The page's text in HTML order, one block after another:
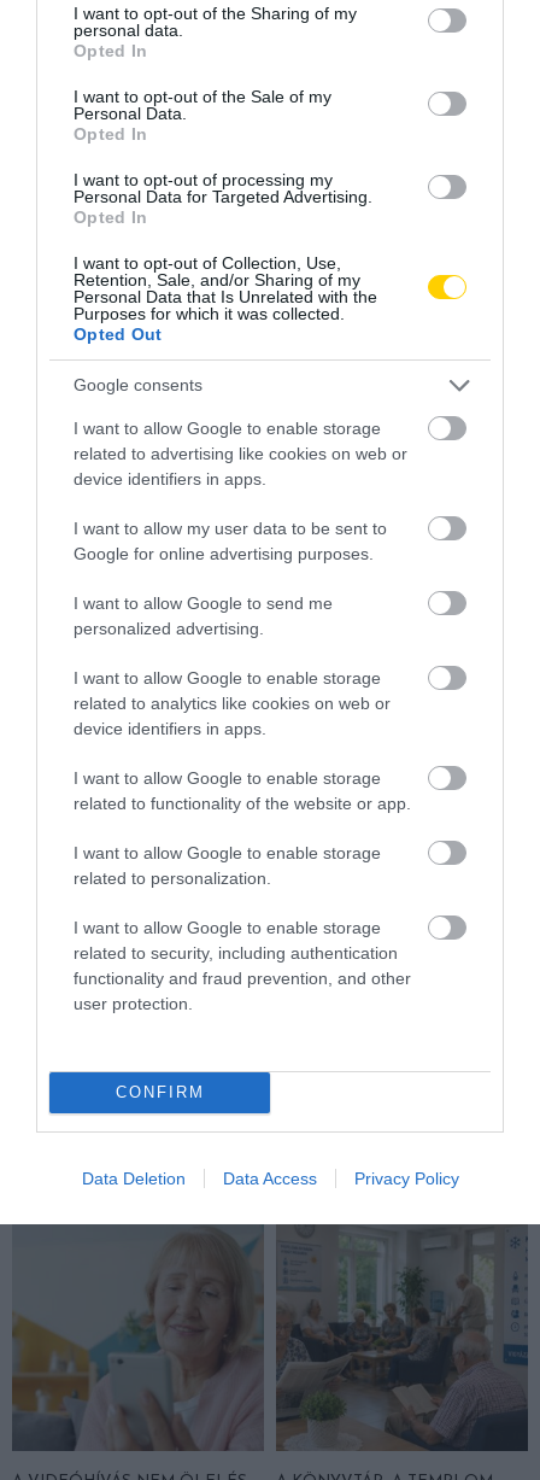
not limited to your visit or usage behaviour. You may click to
grant or deny consent to Google and its third-party tags to
use your data for below specified purposes in below Google
consent section.
I want to opt-out of the Sharing of my
personal data.
Opted In
I want to opt-out of the Sale of my
Personal Data.
Opted In
I want to opt-out of processing my
Personal Data for Targeted Advertising.
Opted In
I want to opt-out of Collection, Use,
Retention, Sale, and/or Sharing of my
Personal Data that Is Unrelated with the
Purposes for which it was collected.
Opted Out
Google consents
I want to allow Google to enable storage
related to advertising like cookies on web or
device identifiers in apps.
I want to allow my user data to be sent to
Google for online advertising purposes.
I want to allow Google to send me
personalized advertising.
I want to allow Google to enable storage
related to analytics like cookies on web or
device identifiers in apps.
I want to allow Google to enable storage
related to functionality of the website or app.
I want to allow Google to enable storage
related to personalization.
I want to allow Google to enable storage
related to security, including authentication
functionality and fraud prevention, and other
user protection.
CONFIRM
Data Deletion Data Access Privacy Policy
NEM TE VAGY BÉNA, CSAK AZ
APP HISZI MAGÁRÓL, HOGY
INFORMATIKUS
2026. AUGUSZTUS 07.
MIT EGYÜNK, HA 70 FELETT IS
2026. AUGUSZTUS 05.
FELJELENTÉS A GONDOSÓRA
KÉRDÉS, AMIRE MINDEN
IDŐSNEK TUDNIA KELL A
2026. JÚLIUS 30.